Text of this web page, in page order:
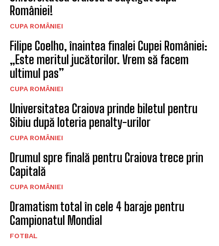
României!
CUPA ROMÂNIEI
Filipe Coelho, înaintea finalei Cupei României:
„Este meritul jucătorilor. Vrem să facem
ultimul pas”
CUPA ROMÂNIEI
Universitatea Craiova prinde biletul pentru
Sibiu după loteria penalty-urilor
CUPA ROMÂNIEI
Drumul spre finală pentru Craiova trece prin
Capitală
CUPA ROMÂNIEI
Dramatism total în cele 4 baraje pentru
Campionatul Mondial
FOTBAL